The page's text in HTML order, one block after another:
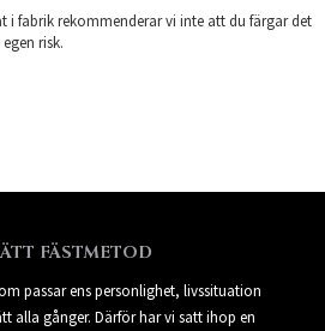
i fabrik rekommenderar vi inte att du färgar det
risk.
FÄSTMETOD
passar ens personlighet, livssituation
alla gånger. Därför har vi satt ihop en